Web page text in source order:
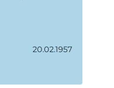
20.02.1957